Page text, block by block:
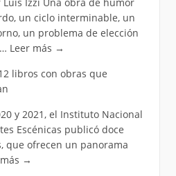
un ciclo interminable, un
un problema de elección
Leer más →
12 libros con obras que
y 2021, el Instituto Nacional
Escénicas publicó doce
que ofrecen un panorama
→